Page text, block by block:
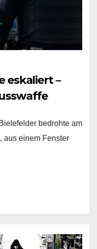
eskaliert –
bedrohte am
aus einem Fenster